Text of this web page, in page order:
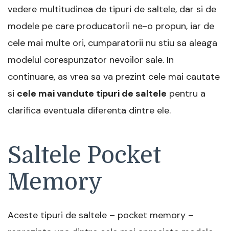
vedere multitudinea de tipuri de saltele, dar si de
modele pe care producatorii ne-o propun, iar de
cele mai multe ori, cumparatorii nu stiu sa aleaga
modelul corespunzator nevoilor sale. In
continuare, as vrea sa va prezint cele mai cautate
si cele mai vandute tipuri de saltele pentru a
clarifica eventuala diferenta dintre ele.
Saltele Pocket
Memory
Aceste tipuri de saltele – pocket memory –